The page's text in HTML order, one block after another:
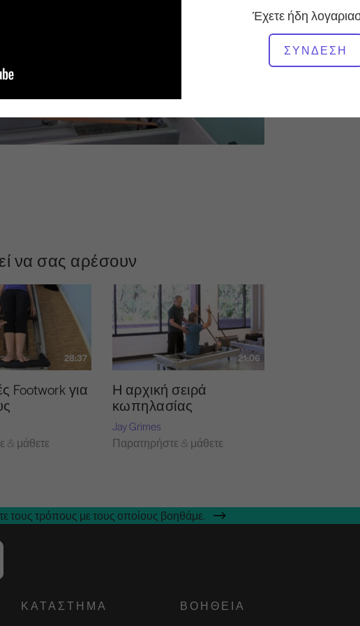
Έχετε ήδη
ΣΎΝΔΕΣΗ
Reformer
να σας αρέσουν
28:37
Footwork για
& μάθετε
21:06
Η αρχική σειρά
κωπηλασίας
Jay Grimes
Παρατηρήστε & μάθετε
τους τρόπους με τους οποίους βοηθάμε.
ΚΑΤΆΣΤΗΜΑ ΒΟΉΘΕΙΑ